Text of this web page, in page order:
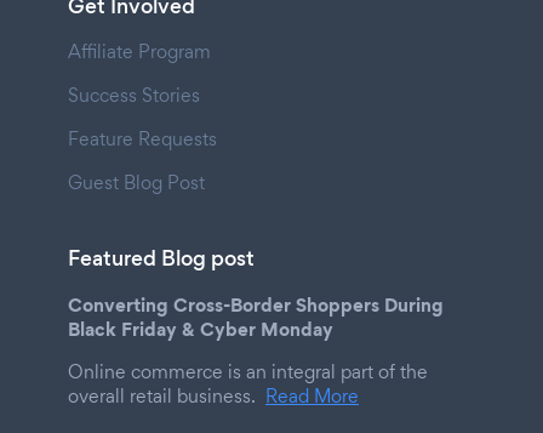
Get Involved
Affiliate Program
Success Stories
Feature Requests
Guest Blog Post
Featured Blog post
Converting Cross-Border Shoppers During
Black Friday & Cyber Monday
Online commerce is an integral part of the
overall retail business. Read More